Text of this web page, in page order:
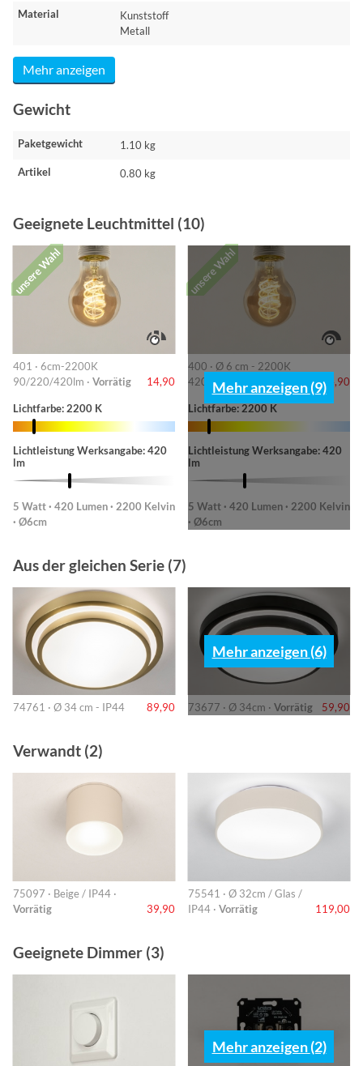
Material
Kunststoff
Metall
Mehr anzeigen
Gewicht
Paketgewicht 1.10 kg
Artikel 0.80 kg
Geeignete Leuchtmittel (10)
unsere Wahl
401 · 6cm-2200K
90/220/420lm · Vorrätig 14,90
Lichtfarbe: 2200 K
Lichtleistung Werksangabe: 420
lm
5 Watt · 420 Lumen · 2200 Kelvin
· Ø6cm
unsere Wahl
400 · Ø 6 cm - 2200K
420lm ·
Vorrätig 14,90
Lichtfarbe: 2200 K
Lichtleistung Werksangabe: 420
lm
5 Watt · 420 Lumen · 2200 Kelvin
· Ø6cm
Mehr anzeigen (9)
Aus der gleichen Serie (7)
74761 · Ø 34 cm - IP44 89,90 73677 · Ø 34cm · Vorrätig 59,90
Mehr anzeigen (6)
Verwandt (2)
75097 · Beige / IP44 ·
Vorrätig
39,90
75541 · Ø 32cm / Glas /
IP44 · Vorrätig 119,00
Geeignete Dimmer (3)
Mehr anzeigen (2)